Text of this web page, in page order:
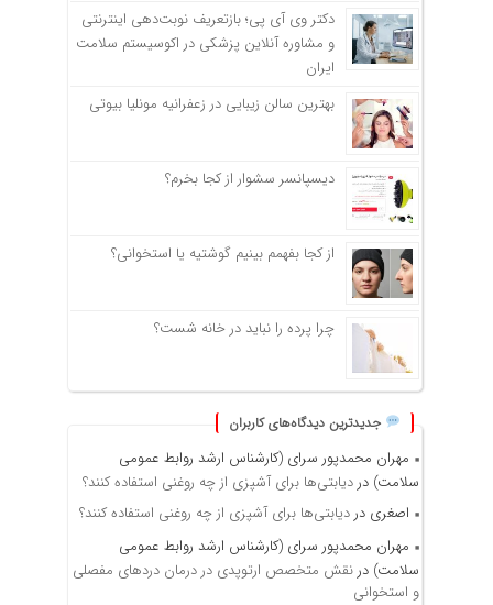
دکتر وی آی پی؛ بازتعریف نوبت‌دهی اینترنتی
و مشاوره آنلاین پزشکی در اکوسیستم سلامت
ایران
بهترین سالن زیبایی در زعفرانیه مونلیا بیوتی
دیسپانسر سشوار از کجا بخرم؟
از کجا بفهمم بینیم گوشتیه یا استخوانی؟
چرا پرده را نباید در خانه شست؟
جدیدترین دیدگاه‌های کاربران
مهران محمدپور سرای (کارشناس ارشد روابط عمومی
سلامت) در دیابتی‌ها برای آشپزی از چه روغنی استفاده کنند؟
اصغری در دیابتی‌ها برای آشپزی از چه روغنی استفاده کنند؟
مهران محمدپور سرای (کارشناس ارشد روابط عمومی
سلامت) در نقش متخصص ارتوپدی در درمان دردهای مفصلی
و استخوانی